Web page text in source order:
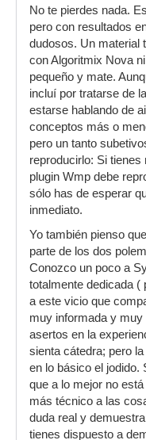
esfuerzo que
respeto que
Saludos.
No te pierdes nada.
pero con resultados
dudosos. Un material
con Algoritmix Nova
pequeño y mate.
incluí por tratarse de
estarse hablando de
conceptos más o
pero un tanto
reproducirlo: Si tienes
plugin Wmp debe
sólo has de esperar
inmediato.
Yo también pienso
parte de los dos
Conozco un poco a
totalmente dedicada (
a este vicio que
muy informada y muy
asertos en la
sienta cátedra; pero
en lo básico el jodido.
que a lo mejor no
más técnico a las
duda real y
tienes dispuesto a